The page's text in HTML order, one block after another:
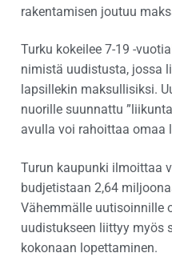
rakentamisen joutuu
Turku kokeilee 7-19 -
nimistä uudistusta, jossa
lapsillekin maksullisiksi.
nuorille suunnattu
avulla voi rahoittaa omaa
Turun kaupunki ilmoittaa
budjetistaan 2,64
Vähemmälle uutisoinnille
uudistukseen liittyy myös
kokonaan lopettaminen.